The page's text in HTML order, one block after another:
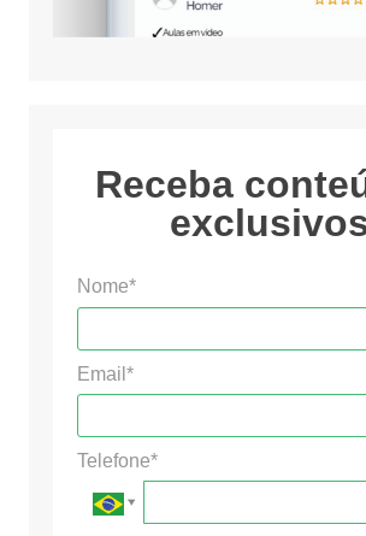
Receba
Nome*
Email*
Telefone*